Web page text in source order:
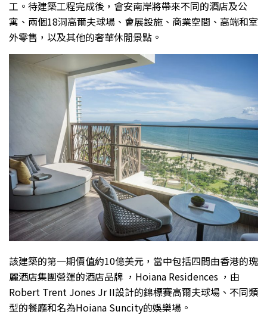
工。待建築工程完成後，會安南岸將帶來不同的酒店及公
寓、兩個18洞高爾夫球場、會展設施、商業空間、高端和室
外零售，以及其他的奢華休閒景點。
該建築的第一期價值約10億美元，當中包括四間由香港的瑰
麗酒店集團營運的酒店品牌 ，Hoiana Residences ，由
Robert Trent Jones Jr II設計的錦標賽高爾夫球場、不同類
型的餐廳和名為Hoiana Suncity的娛樂場。